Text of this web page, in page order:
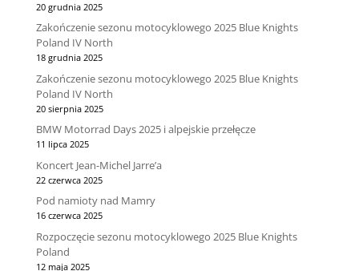
20 grudnia 2025
Zakończenie sezonu motocyklowego 2025 Blue Knights
Poland IV North
18 grudnia 2025
Zakończenie sezonu motocyklowego 2025 Blue Knights
Poland IV North
20 sierpnia 2025
BMW Motorrad Days 2025 i alpejskie przełęcze
11 lipca 2025
Koncert Jean-Michel Jarre’a
22 czerwca 2025
Pod namioty nad Mamry
16 czerwca 2025
Rozpoczęcie sezonu motocyklowego 2025 Blue Knights
Poland
12 maja 2025